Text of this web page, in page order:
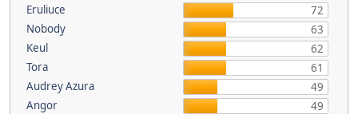
Eruliuce
72
Nobody
63
Keul
62
Tora
61
Audrey Azura
49
Angor
49